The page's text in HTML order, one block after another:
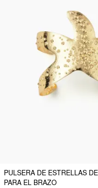
PULSERA DE ESTRELLAS
PARA EL BRAZO